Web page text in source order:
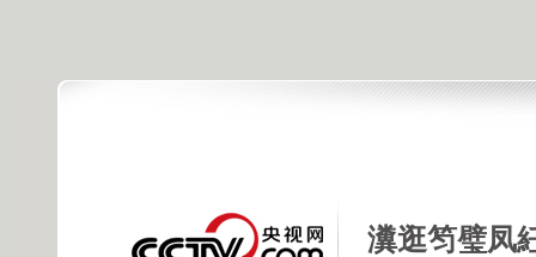
瀵逛笉璧凤